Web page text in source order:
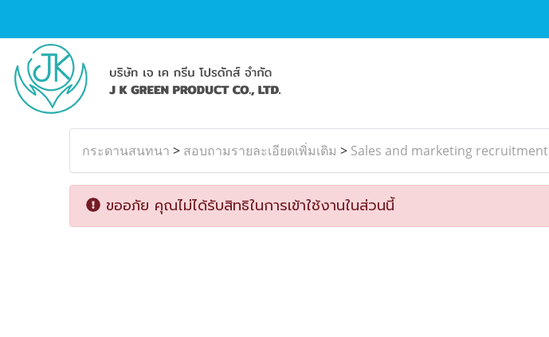
กระดานสนทนา > สอบถามรายละเอียดเพิ่มเติม > Sales and marketing recruitment
ขออภัย คุณไม่ได้รับสิทธิในการเข้าใช้งานในส่วนนี้